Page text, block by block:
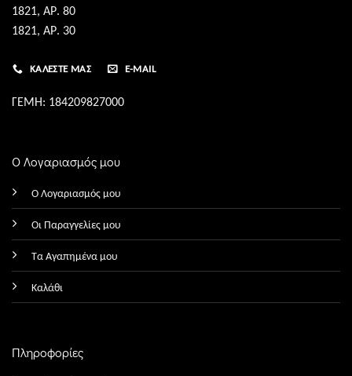
1821, ΑΡ. 80
1821, ΑΡ. 30
ΚΑΛΈΣΤΕ ΜΑΣ E-MAIL
ΓΕΜΗ: 184209827000
Ο Λογαριασμός μου
Ο Λογαριασμός μου
Οι Παραγγελίες μου
Τα Αγαπημένα μου
Καλάθι
Πληροφορίες